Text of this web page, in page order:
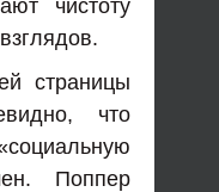
чистоту
страницы
что
Поппер